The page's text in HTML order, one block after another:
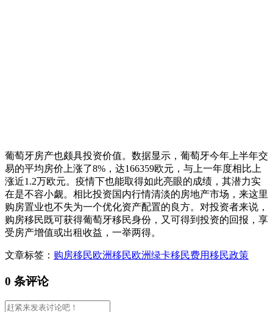
葡萄牙房产也颇具投资价值。数据显示，葡萄牙今年上半年交
易的平均房价上涨了8%，达166359欧元，与上一年度相比上
涨近1.2万欧元。疫情下也能取得如此亮眼的成绩，其潜力实
在是不容小觑。相比投资国内行情清淡的房地产市场，来这里
购房置业也不失为一个优化资产配置的良方。对投资者来说，
购房移民既可获得葡萄牙移民身份，又可得到投资的回报，享
受房产增值或出租收益，一举两得。
文章标签： 购房移民欧洲移民欧洲绿卡移民费用移民政策
0 条评论